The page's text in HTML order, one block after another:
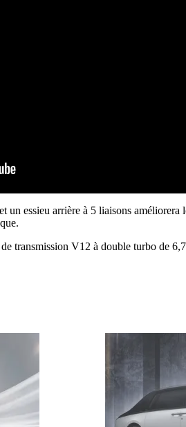
un essieu arrière à 5 liaisons
transmission V12 à double turbo de